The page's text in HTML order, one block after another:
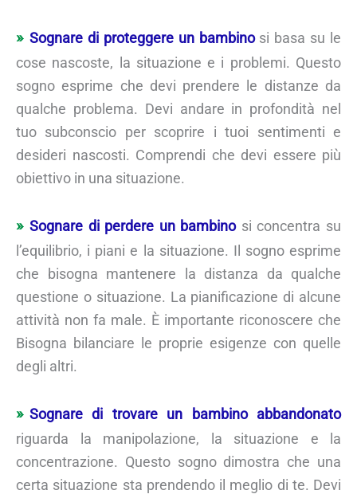
Sognare di proteggere un bambinosi basa su le
cose nascoste, la situazione e i problemi. Questo
sogno esprime che devi prendere le distanze da
qualche problema. Devi andare in profondità nel
tuo subconscio per scoprire i tuoi sentimenti e
desideri nascosti. Comprendi che devi essere più
obiettivo in una situazione.
Sognare di perdere un bambinosi concentra su
l’equilibrio, i piani e la situazione. Il sogno esprime
che bisogna mantenere la distanza da qualche
questione o situazione. La pianificazione di alcune
attività non fa male. È importante riconoscere che
Bisogna bilanciare le proprie esigenze con quelle
degli altri.
Sognare di trovare un bambino abbandonato
riguarda la manipolazione, la situazione e la
concentrazione. Questo sogno dimostra che una
certa situazione sta prendendo il meglio di te. Devi